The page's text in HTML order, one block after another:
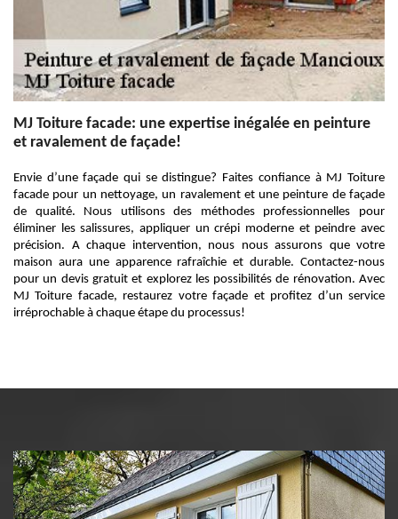
MJ Toiture facade: une expertise inégalée en peinture
et ravalement de façade!
Envie d’une façade qui se distingue? Faites confiance à MJ Toiture
facade pour un nettoyage, un ravalement et une peinture de façade
de qualité. Nous utilisons des méthodes professionnelles pour
éliminer les salissures, appliquer un crépi moderne et peindre avec
précision. A chaque intervention, nous nous assurons que votre
maison aura une apparence rafraîchie et durable. Contactez-nous
pour un devis gratuit et explorez les possibilités de rénovation. Avec
MJ Toiture facade, restaurez votre façade et profitez d’un service
irréprochable à chaque étape du processus!